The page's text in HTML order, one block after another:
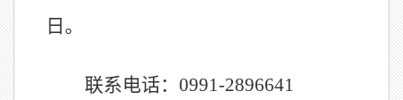
日。
联系电话： 0991-2896641